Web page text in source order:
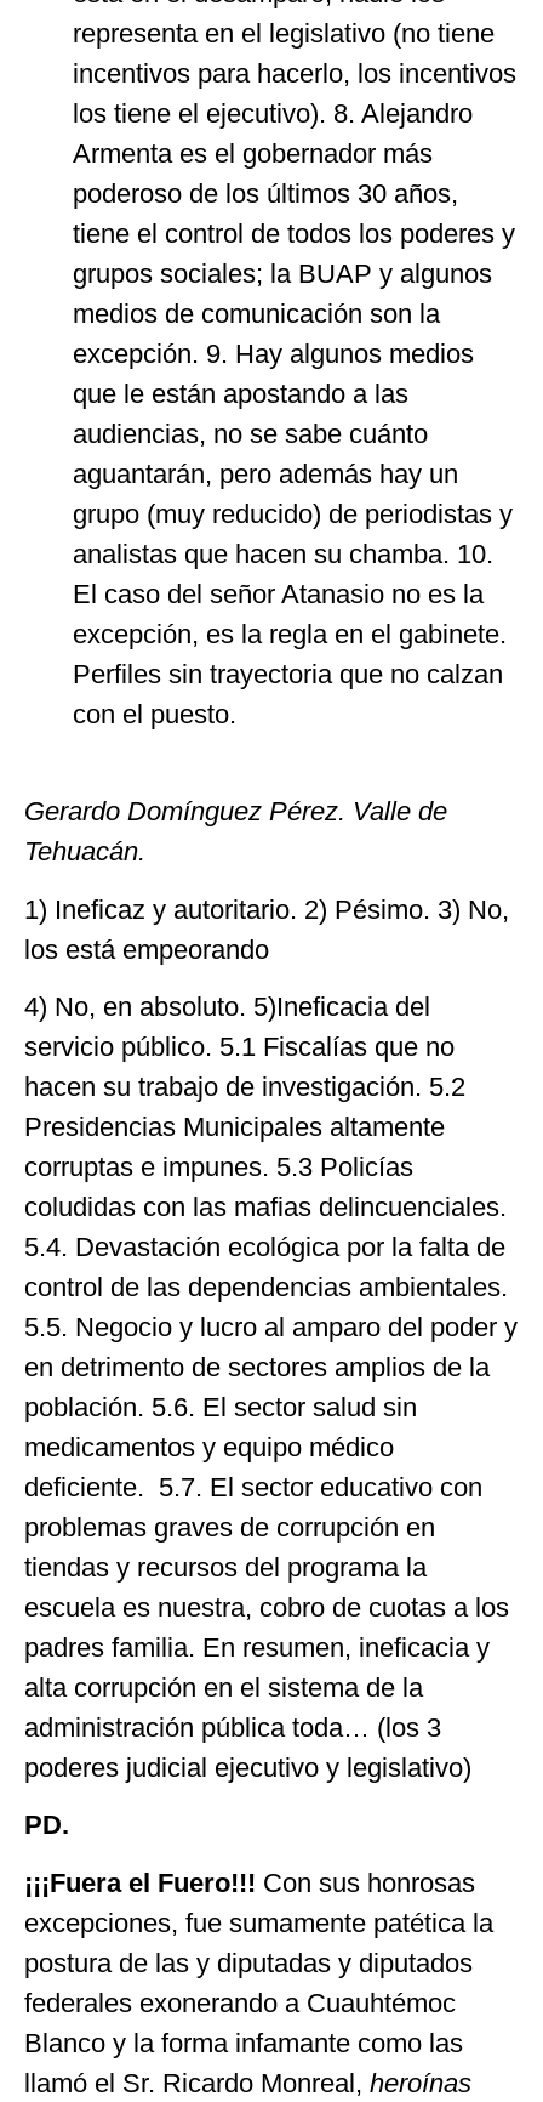
representa en el legislativo (no tiene
incentivos para hacerlo, los incentivos
los tiene el ejecutivo). 8. Alejandro
Armenta es el gobernador más
poderoso de los últimos 30 años,
tiene el control de todos los poderes y
grupos sociales; la BUAP y algunos
medios de comunicación son la
excepción. 9. Hay algunos medios
que le están apostando a las
audiencias, no se sabe cuánto
aguantarán, pero además hay un
grupo (muy reducido) de periodistas y
analistas que hacen su chamba. 10.
El caso del señor Atanasio no es la
excepción, es la regla en el gabinete.
Perfiles sin trayectoria que no calzan
con el puesto.
Gerardo Domínguez Pérez. Valle de
Tehuacán.
1) Ineficaz y autoritario. 2) Pésimo. 3) No,
los está empeorando
4) No, en absoluto. 5)Ineficacia del
servicio público. 5.1 Fiscalías que no
hacen su trabajo de investigación. 5.2
Presidencias Municipales altamente
corruptas e impunes. 5.3 Policías
coludidas con las mafias delincuenciales.
5.4. Devastación ecológica por la falta de
control de las dependencias ambientales.
5.5. Negocio y lucro al amparo del poder y
en detrimento de sectores amplios de la
población. 5.6. El sector salud sin
medicamentos y equipo médico
deficiente. 5.7. El sector educativo con
problemas graves de corrupción en
tiendas y recursos del programa la
escuela es nuestra, cobro de cuotas a los
padres familia. En resumen, ineficacia y
alta corrupción en el sistema de la
administración pública toda… (los 3
poderes judicial ejecutivo y legislativo)
PD.
¡¡¡Fuera el Fuero!!! Con sus honrosas
excepciones, fue sumamente patética la
postura de las y diputadas y diputados
federales exonerando a Cuauhtémoc
Blanco y la forma infamante como las
llamó el Sr. Ricardo Monreal, heroínas